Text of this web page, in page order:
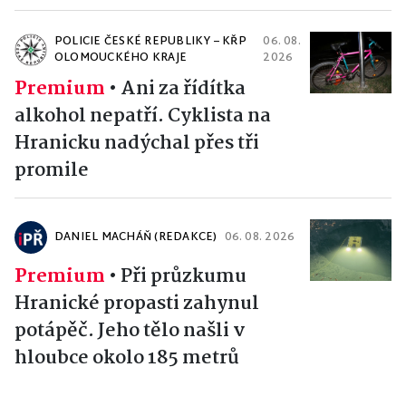
POLICIE ČESKÉ REPUBLIKY – KŘP
OLOMOUCKÉHO KRAJE
06. 08.
2026
Premium • Ani za řídítka
alkohol nepatří. Cyklista na
Hranicku nadýchal přes tři
promile
DANIEL MACHÁŇ (REDAKCE) 06. 08. 2026
Premium • Při průzkumu
Hranické propasti zahynul
potápěč. Jeho tělo našli v
hloubce okolo 185 metrů